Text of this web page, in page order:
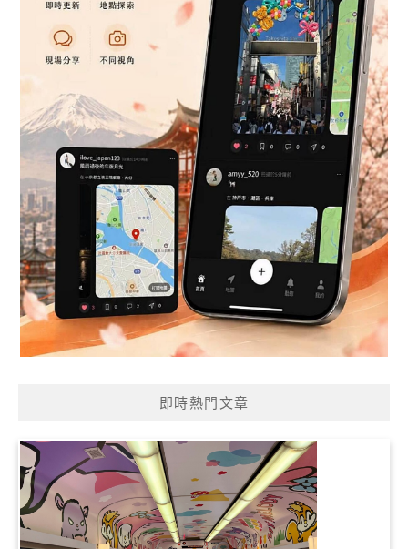
即時熱門文章